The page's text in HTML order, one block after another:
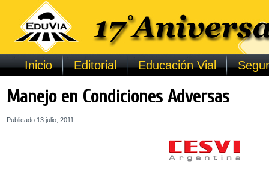
Inicio Editorial Educación Vial
Manejo en Condiciones Adversas
Publicado 13 julio, 2011